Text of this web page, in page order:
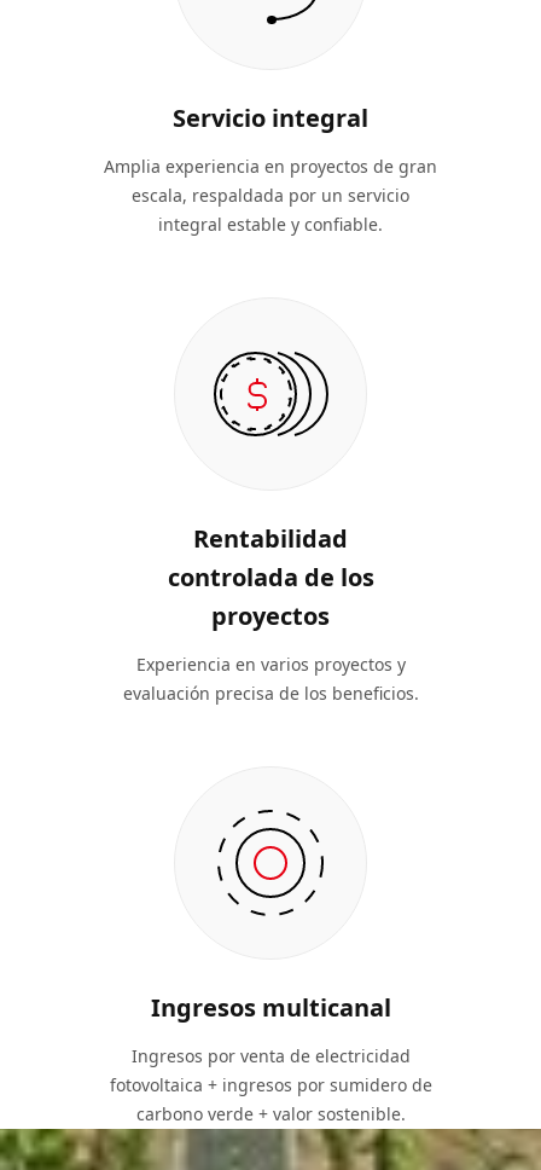
Servicio integral
Amplia experiencia en proyectos de gran
escala, respaldada por un servicio
integral estable y confiable.
Rentabilidad
controlada de los
proyectos
Experiencia en varios proyectos y
evaluación precisa de los beneficios.
Ingresos multicanal
Ingresos por venta de electricidad
fotovoltaica + ingresos por sumidero de
carbono verde + valor sostenible.